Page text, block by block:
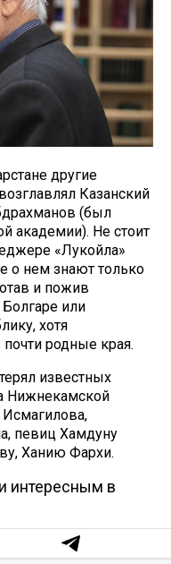
другие
Казанский
(был
академии). Не стоит
«Лукойла»
о нем знают только
и пожив
или
хотя
родные края.
известных
Нижнекамской
певиц Хамдуну
Ханию Фархи.
интересным в